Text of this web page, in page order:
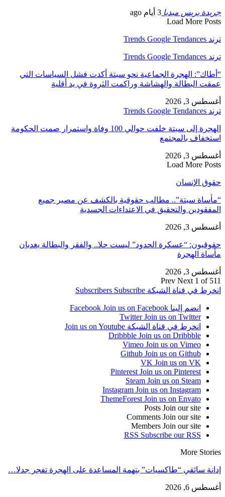
جريدة بريس ميديا 3 أيام ago
Load More Posts
ترند Trends Google Tendances
ترند Trends Google Tendances
“أطاك”: الهجرة الجماعية نحو سبتة أكدت فشل السياسات التي
عمقت البطالة والهشاشة وراكمت الثروة في يد أقلية
أغسطس 3, 2026
ترند Trends Google Tendances
الهجرة إلى سبتة خلفت حوالي 100 وفاة واستمرار صمت الحكومة
استخفاف بالمجتمع
أغسطس 3, 2026
Load More Posts
حقوق الإنسان
“مأساة سبتة”.. مطالب حقوقية بالكشف عن مصير جميع
المفقودين والتحقيق في الاعتداءات الجسدية
أغسطس 3, 2026
حقوقيون: “عسكرة الحدود” ليست حلا.. والفقر والبطالة يغديان
مأساة الهجرة
أغسطس 3, 2026
Prev Next 1 of 511
انخرط في قناة الشبكة
Subscribers Subscribe
انضم إلينا Facebook Join us on Facebook
Twitter Join us on Twitter
انخرط في قناة الشبكة Join us on Youtube
Dribbble Join us on Dribbble
Vimeo Join us on Vimeo
Github Join us on Github
VK Join us on VK
Pinterest Join us on Pinterest
Steam Join us on Steam
Instagram Join us on Instagram
ThemeForest Join us on Envato
Posts Join our site
Comments Join our site
Members Join our site
RSS Subscribe our RSS
More Stories
إدانة سائقي “طاكسيات” بتهمة المساعدة على الهجرة تفجر جدلا…
أغسطس 6, 2026